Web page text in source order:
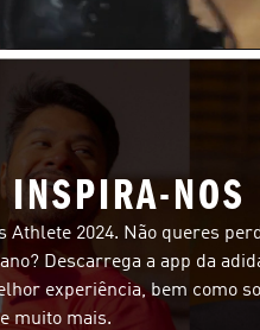
INSPIRA-NOS
Athlete 2024. Não queres
Descarrega a app da
experiência, bem como
muito mais.